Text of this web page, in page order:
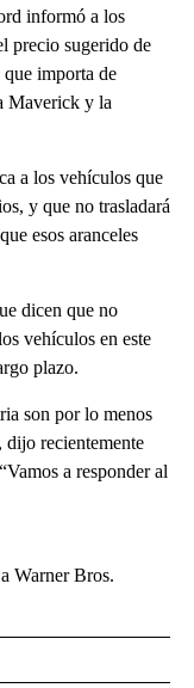
informó a los
precio sugerido de
importa de
Maverick y la
a los vehículos que
y que no trasladará
esos aranceles
dicen que no
vehículos en este
plazo.
son por lo menos
dijo recientemente
a responder al
Warner Bros.